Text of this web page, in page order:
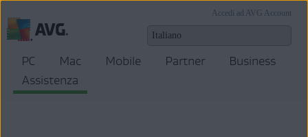
Accedi ad AVG Account
PC Mac Mobile Partner
Business
Assistenza